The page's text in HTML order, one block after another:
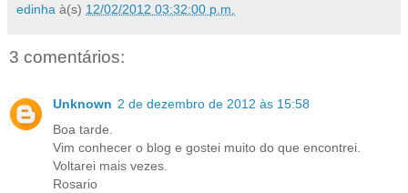
edinha à(s) 12/02/2012 03:32:00 p.m.
3 comentários:
Unknown 2 de dezembro de 2012 às 15:58
Boa tarde.
Vim conhecer o blog e gostei muito do que encontrei.
Voltarei mais vezes.
Rosario